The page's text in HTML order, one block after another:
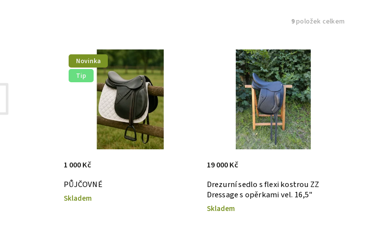
9položek celkem
Novinka
Tip
PŮJČOVNÉ
Skladem
1 000 Kč
Drezurní sedlo s flexi kostrou ZZ
Dressage s opěrkami vel. 16,5"
Skladem
19 000 Kč